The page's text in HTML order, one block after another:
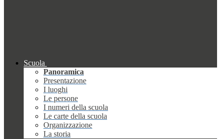
Scuola
Panoramica
Presentazione
I luoghi
Le persone
I numeri della scuola
Le carte della scuola
Organizzazione
La storia